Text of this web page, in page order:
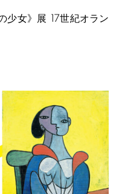
少女》展 17世紀オラン